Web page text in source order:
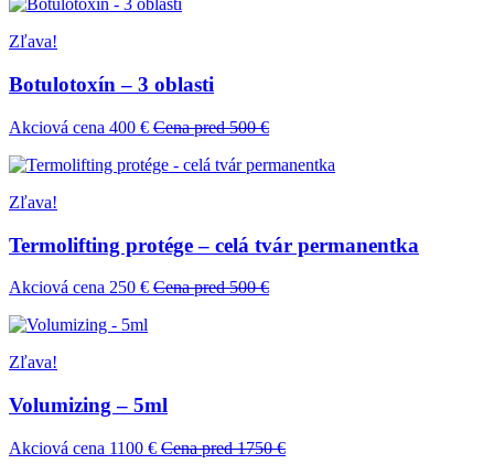
Zľava!
Botulotoxín – 3 oblasti
Akciová cena 400 € Cena pred 500 €
Zľava!
Termolifting protége – celá tvár permanentka
Akciová cena 250 € Cena pred 500 €
Zľava!
Volumizing – 5ml
Akciová cena 1100 € Cena pred 1750 €